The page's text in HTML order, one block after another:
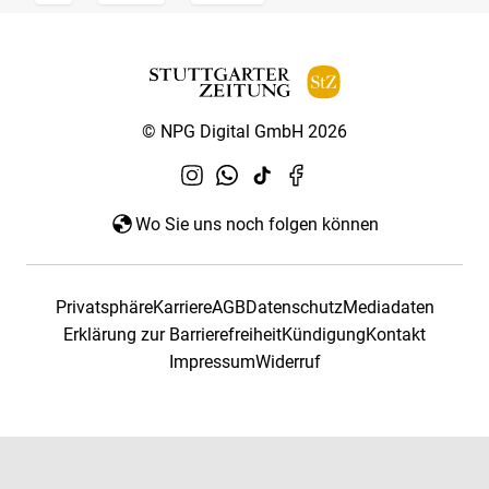
© NPG Digital GmbH 2026
Wo Sie uns noch folgen können
PrivatsphäreKarriereAGBDatenschutzMediadaten
Erklärung zur BarrierefreiheitKündigungKontakt
ImpressumWiderruf